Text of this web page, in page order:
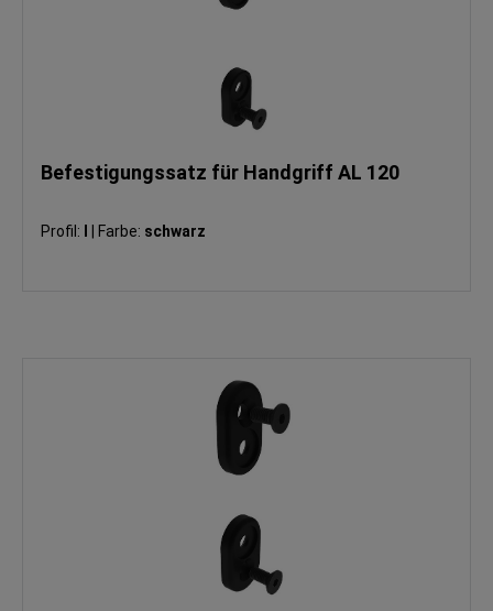
Befestigungssatz für Handgriff AL 120
Profil: Farbe: schwarz